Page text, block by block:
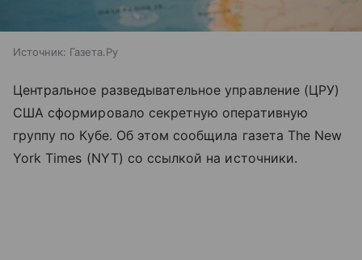
Источник: Газета.Ру
Центральное разведывательное управление (ЦРУ)
США сформировало секретную оперативную
группу по Кубе. Об этом сообщила газета The New
York Times (NYT) со ссылкой на источники.